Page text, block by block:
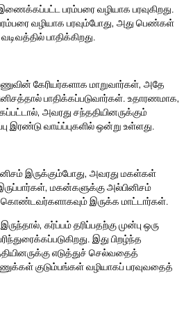
பரம்பரை வழியாக பரவுகிறது.
வழியாக பரவும்போது, அது பெண்கள்
பாதிக்கிறது.
கேரியர்களாக மாறுவார்கள், அதே
பாதிக்கப்படுவார்கள். உதாரணமாக,
அவரது சந்ததியினருக்கும்
இரண்டு வாய்ப்புகளில் ஒன்று உள்ளது.
இருக்கும்போது, அவரது மகள்கள்
மகன்களுக்கு அல்பினிசம்
கொண்டவர்களாகவும் இருக்க மாட்டார்கள்.
கர்ப்பம் தரிப்பதற்கு முன்பு ஒரு
இது பிறழ்ந்த
எடுத்துச் செல்வதைத்
குடும்பங்கள் வழியாகப் பரவுவதைத்